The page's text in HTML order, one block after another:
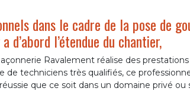
dans le cadre de la pose de
l’étendue du chantier,
Ravalement réalise des prestations
de techniciens très qualifiés, ce
que ce soit dans un domaine privé ou